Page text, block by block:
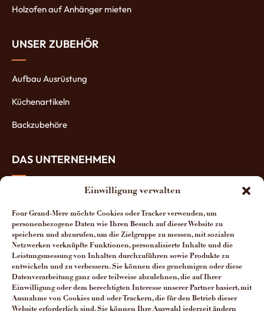
Einwilligung verwalten
Four Grand-Mère möchte Cookies oder Tracker verwenden, um
personenbezogene Daten wie Ihren Besuch auf dieser Website zu
speichern und abzurufen, um die Zielgruppe zu messen, mit sozialen
Netzwerken verknüpfte Funktionen, personalisierte Inhalte und die
Leistungsmessung von Inhalten durchzuführen sowie Produkte zu
entwickeln und zu verbessern. Sie können dies genehmigen oder diese
Datenverarbeitung ganz oder teilweise abzulehnen, die auf Ihrer
Einwilligung oder dem berechtigten Interesse unserer Partner basiert, mit
Ausnahme von Cookies und/oder Trackern, die für den Betrieb dieser
Website erforderlich sind. Sie können Ihre Auswahl jederzeit ändern
Holzofen auf Anhänger mieten
UNSER ZUBEHÖR
Aufbau Ausrüstung
Küchenartikeln
Backzubehöre
DAS UNTERNEHMEN
Die Öfen-Herstellung
Die Vorteile unserer Öfen
Man spricht über uns
Kontakt Four Grand-Mère